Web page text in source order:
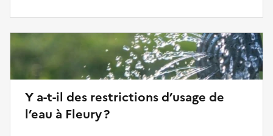
Y a-t-il des restrictions d’usage de
l’eau à Fleury ?